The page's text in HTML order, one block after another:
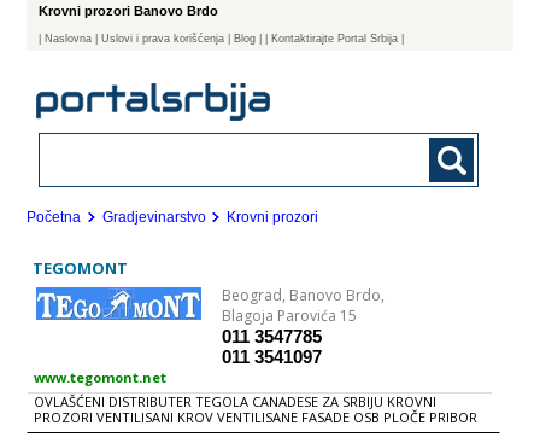
Krovni prozori Banovo Brdo
Naslovna | Uslovi i prava korišćenja Blog | Kontaktirajte Portal Srbija |
Početna Gradjevinarstvo Krovni prozori
TEGOMONT
Beograd, Banovo Brdo,
Blagoja Parovića 15
011 3547785
011 3541097
www.tegomont.net
OVLAŠĆENI DISTRIBUTER TEGOLA CANADESE ZA SRBIJU KROVNI
PROZORI VENTILISANI KROV VENTILISANE FASADE OSB PLOČE PRIBOR
iDODATNI MATERIJAL